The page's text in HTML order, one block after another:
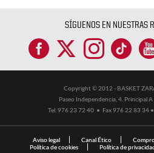
SÍGUENOS EN NUESTRAS
Copyright © 2012 - BASKET
Paseo Independencia, 4. Principal
Tel. 976 23 72 40 ● Fax 976 22 83 34 ●
Aviso legal Canal Ético
Política de cookies
Política de